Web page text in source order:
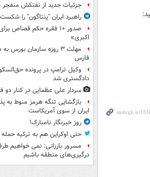
جزئیات جدید از نفتکش
راهبرد ایران "پنتاگون" را
صدور ۱۰ فقره حکم قصاص
اکبری»
مهلت ۳ روزه سازمان
فارس
وکیل ترامپ در پرونده
دادگستری شد
سردار علی عظمایی در کنار دو
بازگشایی تنگه هرمز منوط به
ایران از سوی آمریکاست
روز خبرنگار نامبارک!
حتی اوکراین هم به ترکیه حمله
مسرور بارزانی: نمی خواهیم
درگیری‌های منطقه باشیم